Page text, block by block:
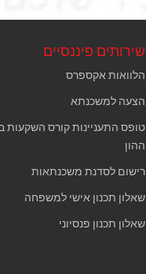
שירותים פיננסיים
הלוואות אקספרס
הצעה למשכנתא
טופס התעניינות קורס השקעות
ההון
רישום לסדנת משכנתאות
שאלון תכנון אישי למשפחה
שאלון תכנון פנסיוני